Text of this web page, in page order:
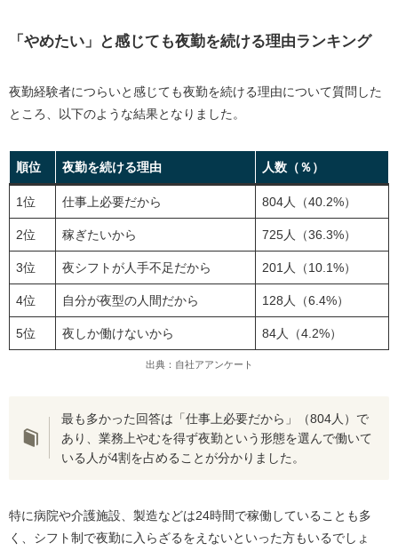
「やめたい」と感じても夜勤を続ける理由ランキング
夜勤経験者につらいと感じても夜勤を続ける理由について質問した
ところ、以下のような結果となりました。
順位 夜勤を続ける理由 人数（％）
1位 仕事上必要だから 804人（40.2%）
2位 稼ぎたいから 725人（36.3%）
3位 夜シフトが人手不足だから 201人（10.1%）
4位 自分が夜型の人間だから 128人（6.4%）
5位 夜しか働けないから 84人（4.2%）
出典：自社アアンケート
最も多かった回答は「仕事上必要だから」（804人）で
あり、業務上やむを得ず夜勤という形態を選んで働いて
いる人が4割を占めることが分かりました。
特に病院や介護施設、製造などは24時間で稼働していることも多
く、シフト制で夜勤に入らざるをえないといった方もいるでしょ